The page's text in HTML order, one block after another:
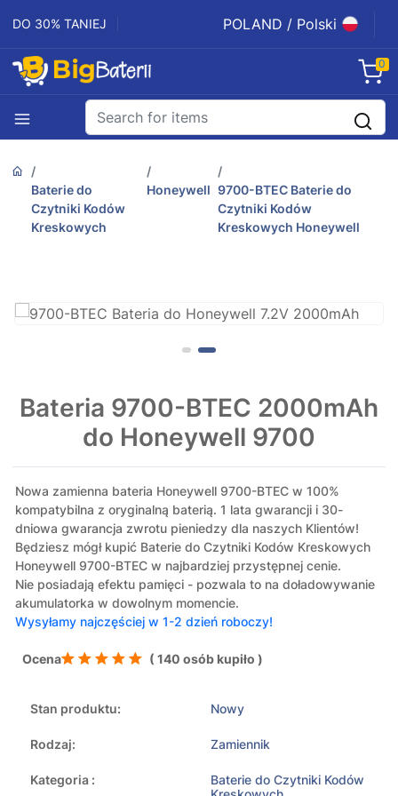
DO 30% TANIEJ POLAND / Polski
0
Baterie do
Czytniki Kodów
Kreskowych
Honeywell 9700-BTEC Baterie do
Czytniki Kodów
Kreskowych Honeywell
Bateria 9700-BTEC 2000mAh
do Honeywell 9700
Nowa zamienna bateria Honeywell 9700-BTEC w 100%
kompatybilna z oryginalną baterią. 1 lata gwarancji i 30-
dniowa gwarancja zwrotu pieniedzy dla naszych Klientów!
Będziesz mógł kupić Baterie do Czytniki Kodów Kreskowych
Honeywell 9700-BTEC w najbardziej przystępnej cenie.
Nie posiadają efektu pamięci - pozwala to na doładowywanie
akumulatorka w dowolnym momencie.
Wysyłamy najczęściej w 1-2 dzień roboczy!
Ocena ( 140 osób kupiło )
Stan produktu: Nowy
Rodzaj: Zamiennik
Kategoria :
Baterie do Czytniki Kodów